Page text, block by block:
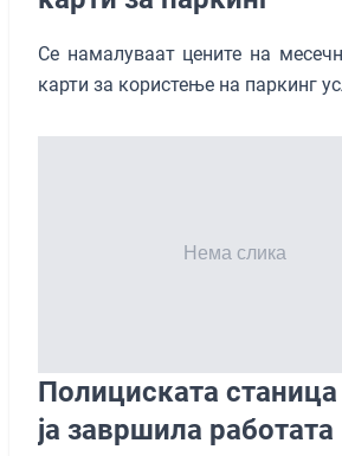
Се намалуваат цените на
карти за користење на паркинг
Полициската
ја завршила работата